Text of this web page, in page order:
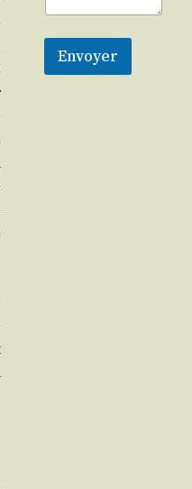
Envoyer